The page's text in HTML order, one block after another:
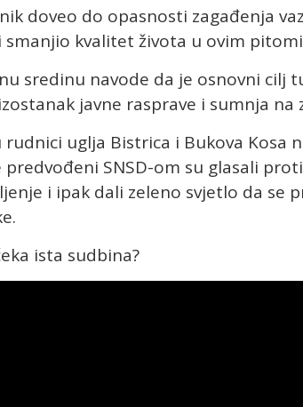
doveo do opasnosti zagađenja
smanjio kvalitet života u ovim
sredinu navode da je osnovni cilj
javne rasprave i sumnja
rudnici uglja Bistrica i Bukova
SNSD-om su glasali
i ipak dali zeleno svjetlo da se
ista sudbina?